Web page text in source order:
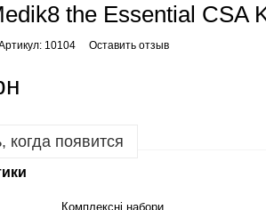
the Essential CSA
10104 Оставить отзыв
когда появится
Комплексні набори